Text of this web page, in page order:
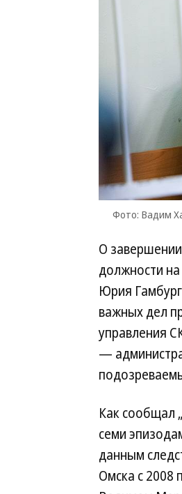
Фото: Вадим
О
должности
Юрия
важных дел
управления
—
Как сообщал
семи
данным
Омска с 2008